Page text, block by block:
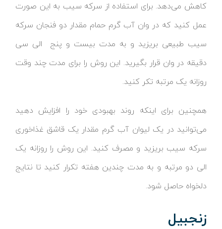
کاهش می‌دهد. برای استفاده از سرکه سیب به این صورت
عمل کنید که در وان آب گرم حمام مقدار دو فنجان سرکه
سیب طبیعی بریزید و به مدت بیست و پنج الی سی
دقیقه در وان قرار بگیرید. این روش را برای مدت چند وقت
روزانه یک مرتبه تکر کنید.
همچنین برای اینکه روند بهبودی خود را افزایش دهید
می‌توانید در یک لیوان آب گرم مقدار یک قاشق غذاخوری
سرکه سیب بریزید و مصرف کنید. این روش را روزانه یک
الی دو مرتبه و به مدت چندین هفته تکرار کنید تا نتایج
دلخواه حاصل شود.
زنجبیل